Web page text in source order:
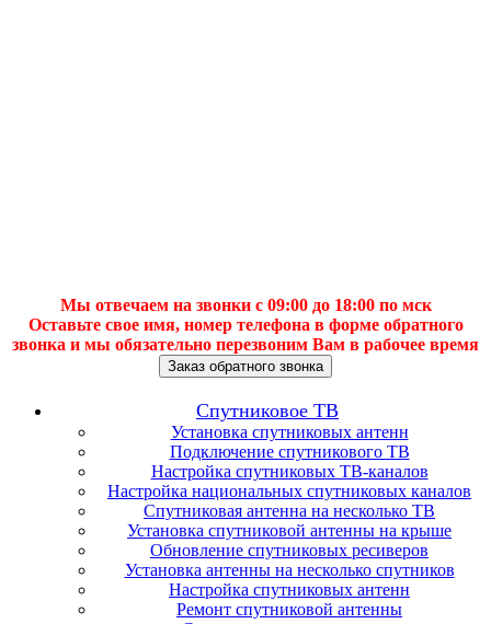
Мы отвечаем на звонки с 09:00 до 18:00 по мск
Оставьте свое имя, номер телефона в форме обратного
звонка и мы обязательно перезвоним Вам в рабочее время
Заказ обратного звонка
Спутниковое ТВ
Установка спутниковых антенн
Подключение спутникового ТВ
Настройка спутниковых ТВ-каналов
Настройка национальных спутниковых каналов
Спутниковая антенна на несколько ТВ
Установка спутниковой антенны на крыше
Обновление спутниковых ресиверов
Установка антенны на несколько спутников
Настройка спутниковых антенн
Ремонт спутниковой антенны